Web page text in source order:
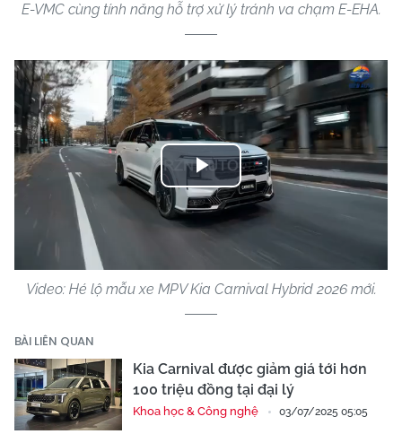
E-VMC cùng tính năng hỗ trợ xử lý tránh va chạm E-EHA.
Play
Video
Video: Hé lộ mẫu xe MPV Kia Carnival Hybrid 2026 mới.
BÀI LIÊN QUAN
Kia Carnival được giảm giá tới hơn
100 triệu đồng tại đại lý
Khoa học & Công nghệ 03/07/2025 05:05